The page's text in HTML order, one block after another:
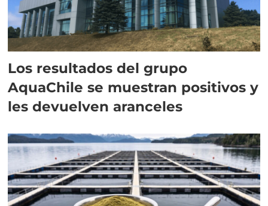
Los resultados del grupo
AquaChile se muestran positivos y
les devuelven aranceles